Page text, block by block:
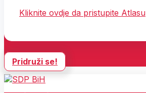
Kliknite ovdje da pristupite Atlasu
Pridruži se!